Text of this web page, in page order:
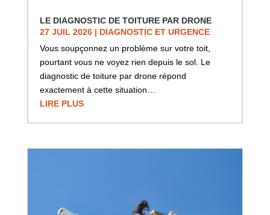
LE DIAGNOSTIC DE TOITURE PAR DRONE
27 JUIL 2026| DIAGNOSTIC ET URGENCE
Vous soupçonnez un problème sur votre toit,
pourtant vous ne voyez rien depuis le sol. Le
diagnostic de toiture par drone répond
exactement à cette situation…
LIRE PLUS